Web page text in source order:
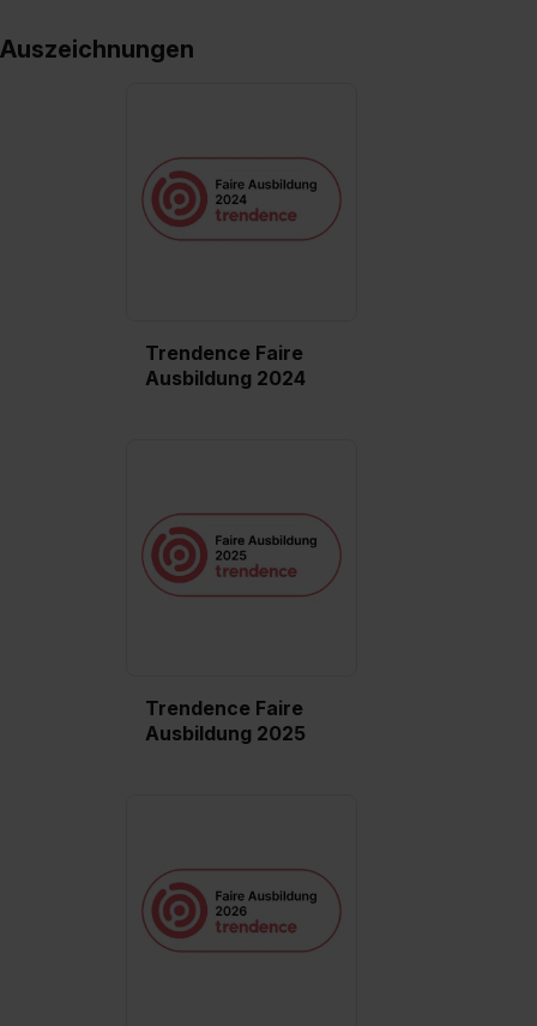
Auszeichnungen
Trendence Faire
Ausbildung 2024
Trendence Faire
Ausbildung 2025